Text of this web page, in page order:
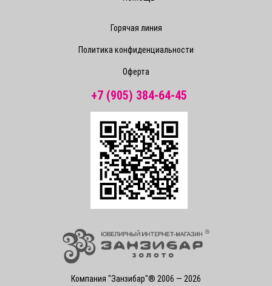
Компания "Занзибар"® 2006 — 2026
Горячая линия
Политика конфиденциальности
Оферта
+7 (905) 384-64-45